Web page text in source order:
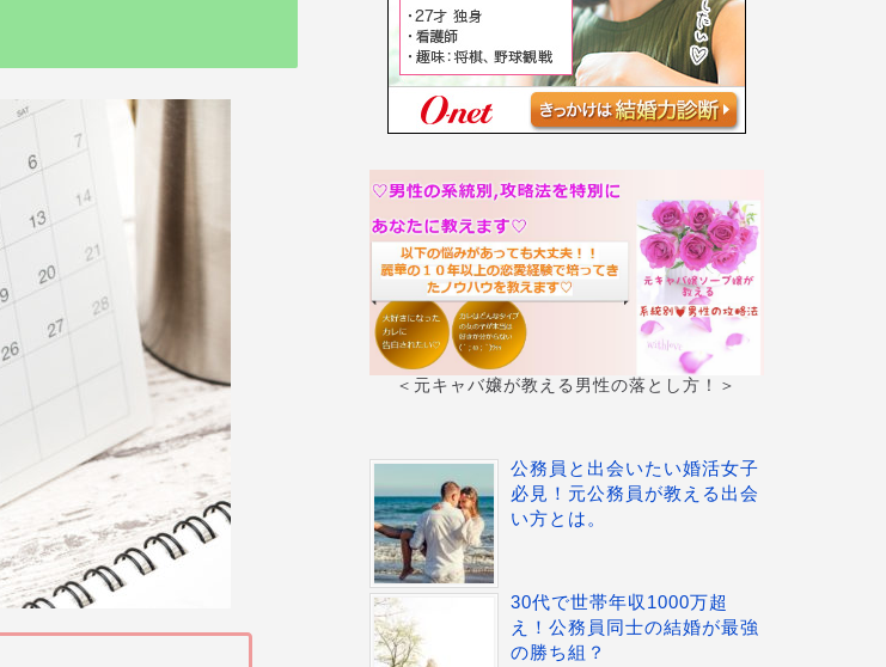
＜元キャバ嬢が教える男性の落とし方！＞
公務員と出会いたい婚活女子
必見！元公務員が教える出会
い方とは。
30代で世帯年収1000万超
え！公務員同士の結婚が最強
の勝ち組？